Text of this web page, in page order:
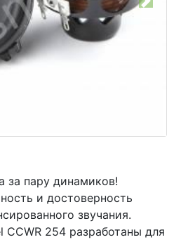
Next
за пару динамиков!
и достоверность
звучания.
254 разработаны для